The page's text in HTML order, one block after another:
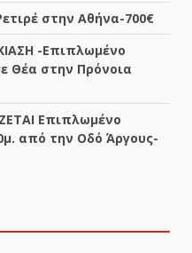
στην Αθήνα-700€
-Επιπλωμένο
Θέα στην Πρόνοια
Επιπλωμένο
από την Οδό Άργους-